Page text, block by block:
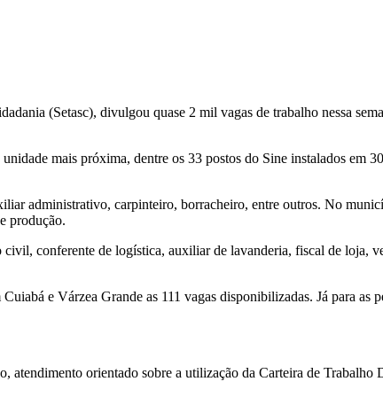
(Setasc), divulgou quase 2 mil vagas de trabalho nessa
mais próxima, dentre os 33 postos do Sine instalados em
administrativo, carpinteiro, borracheiro, entre outros. No
produção.
conferente de logística, auxiliar de lavanderia, fiscal de loja,
e Várzea Grande as 111 vagas disponibilizadas. Já para as
atendimento orientado sobre a utilização da Carteira de